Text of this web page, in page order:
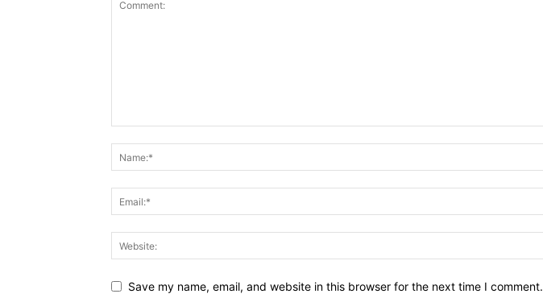
Save my name, email, and website in this browser for the next time I comment.